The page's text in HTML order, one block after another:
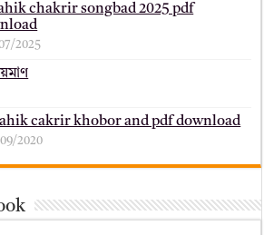
chakrir songbad 2025 pdf
2025
cakrir khobor and pdf download
2020